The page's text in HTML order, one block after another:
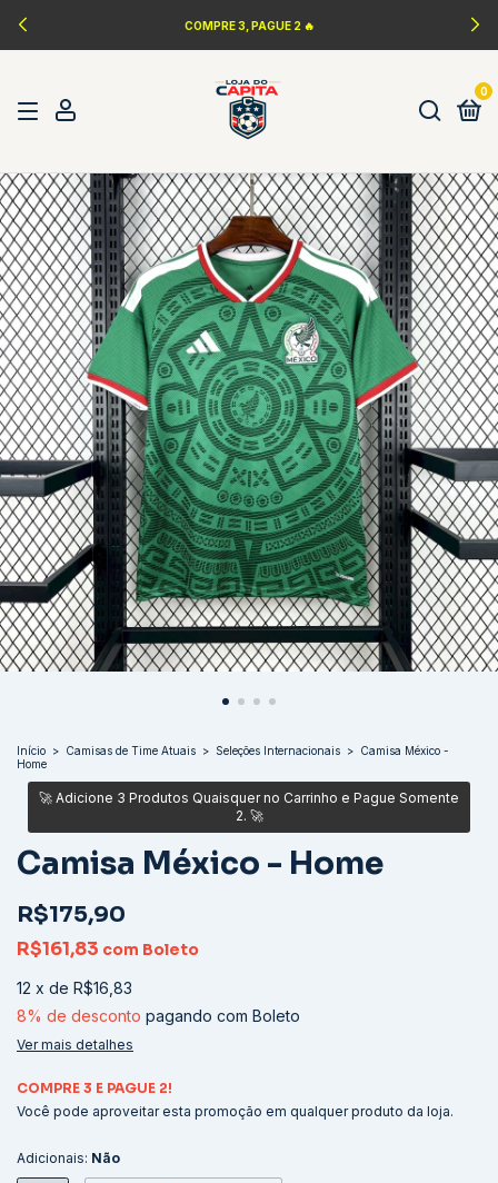
COMPRE 3, PAGUE 2 🔥
0
Início > Camisas de Time Atuais > Seleções Internacionais > Camisa México -
Home
Camisa México - Home
R$175,90
R$161,83 com Boleto
12 x de R$16,83
8% de desconto pagando com Boleto
Ver mais detalhes
COMPRE 3 E PAGUE 2!
Você pode aproveitar esta promoção em qualquer produto da loja.
Adicionais: Não